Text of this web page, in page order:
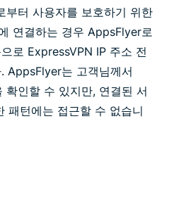
부터 사용자를 보호하기 위한
연결하는 경우 AppsFlyer로
로 ExpressVPN IP 주소 전
AppsFlyer는 고객님께서
확인할 수 있지만, 연결된 서
패턴에는 접근할 수 없습니